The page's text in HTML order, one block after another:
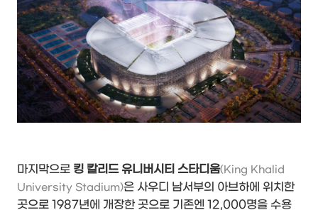
마지막으로 킹 칼리드 유니버시티 스타디움(King Khalid
University Stadium)은 사우디 남서부의 아브하에 위치한
곳으로 1987년에 개장한 곳으로 기존엔 12,000명을 수용